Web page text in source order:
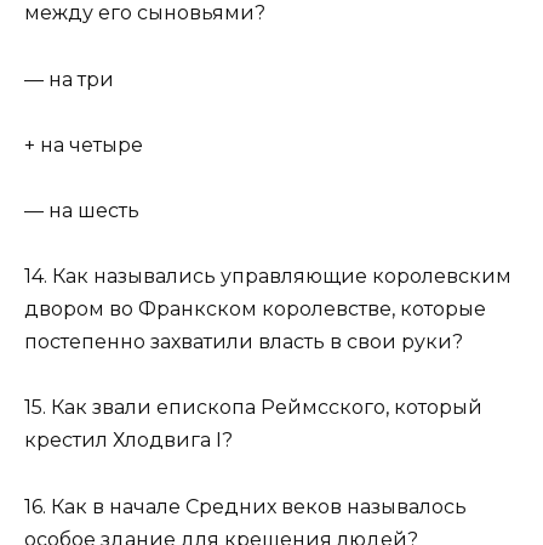
между его сыновьями?
— на три
+ на четыре
— на шесть
14. Как назывались управляющие королевским
двором во Франкском королевстве, которые
постепенно захватили власть в свои руки?
15. Как звали епископа Реймсского, который
крестил Хлодвига I?
16. Как в начале Средних веков называлось
особое здание для крещения людей?